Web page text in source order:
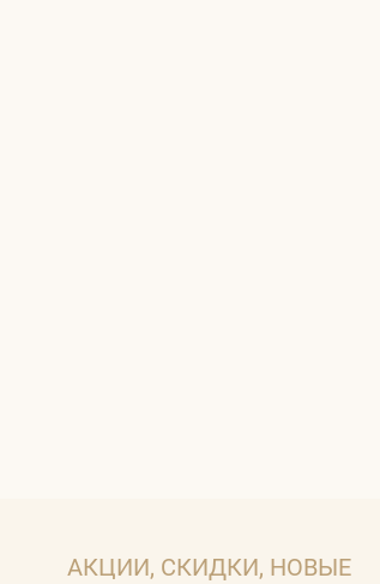
АКЦИИ, СКИДКИ, НОВЫЕ